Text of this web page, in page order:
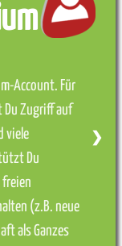
Account. Für
Du Zugriff auf
viele
Du
freien
(z.B. neue
als Ganzes
❯